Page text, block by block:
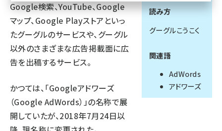
z世代 (1622)
meo (1275)
llmo (1161)
読み方
グーグルこうこく
関連語
AdWords
アドワーズ
Google検索、YouTube、Google
マップ、Google Playストアといっ
たグーグルのサービスや、グーグル
以外のさまざまな広告掲載面に広
告を出稿するサービス。
かつては、「Googleアドワーズ
（Google AdWords）」の名称で展
開していたが、2018年7月24日以